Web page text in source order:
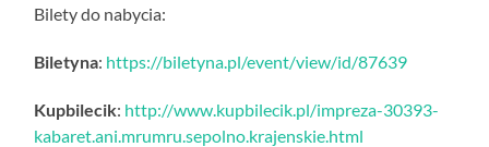
Bilety do nabycia:
Biletyna: https://biletyna.pl/event/view/id/87639
Kupbilecik: http://www.kupbilecik.pl/impreza-30393-
kabaret.ani.mrumru.sepolno.krajenskie.html